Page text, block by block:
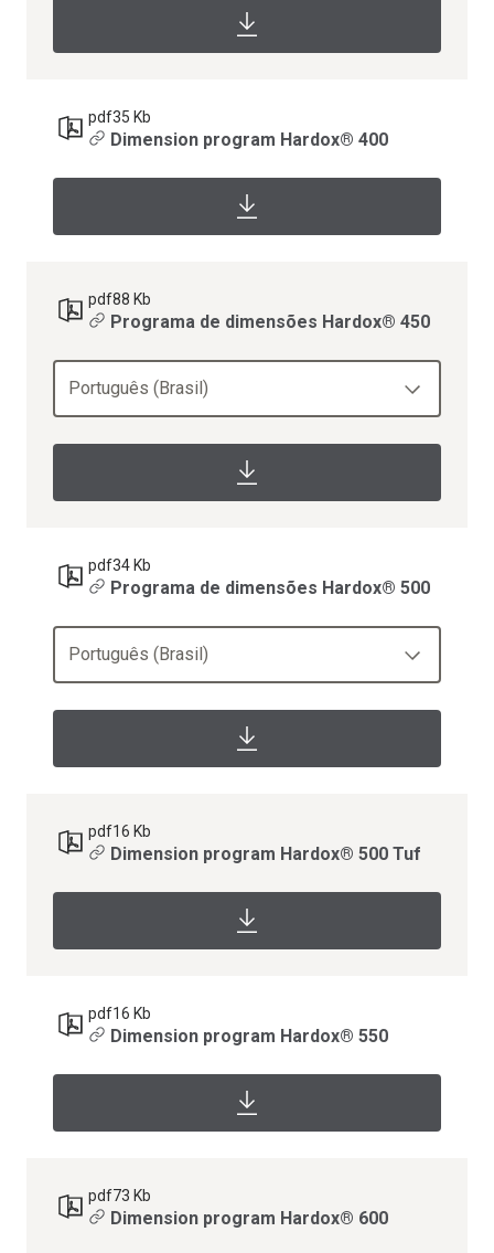
pdf35 Kb
Dimension program Hardox® 400
pdf88 Kb
Programa de dimensões Hardox® 450
Português (Brasil)
pdf34 Kb
Programa de dimensões Hardox® 500
Português (Brasil)
pdf16 Kb
Dimension program Hardox® 500 Tuf
pdf16 Kb
Dimension program Hardox® 550
pdf73 Kb
Dimension program Hardox® 600